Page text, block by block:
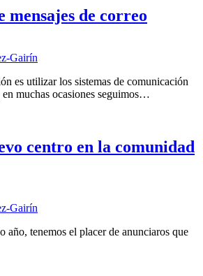
mensajes de correo
Gairín
es utilizar los sistemas de comunicación
muchas ocasiones seguimos…
centro en la comunidad
Gairín
año, tenemos el placer de anunciaros que